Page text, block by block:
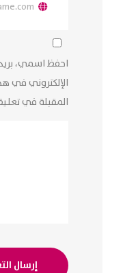
احفظ اسمي،
الإلكتروني في
المقبلة في